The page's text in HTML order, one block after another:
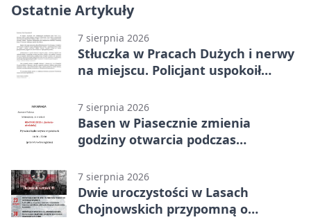
Ostatnie Artykuły
7 sierpnia 2026
Stłuczka w Pracach Dużych i nerwy
na miejscu. Policjant uspokoił
7 sierpnia 2026
Basen w Piasecznie zmienia
godziny otwarcia podczas
7 sierpnia 2026
Dwie uroczystości w Lasach
Chojnowskich przypomną o